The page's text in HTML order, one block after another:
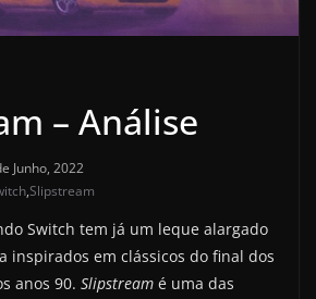
– Análise
Junho, 2022
,Slipstream
Switch tem já um leque alargado
inspirados em clássicos do final dos
anos 90. Slipstream é uma das